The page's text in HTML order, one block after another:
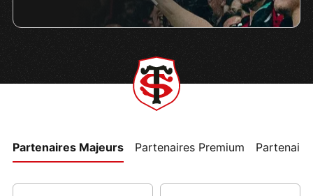
Partenaires Majeurs Partenaires Premium